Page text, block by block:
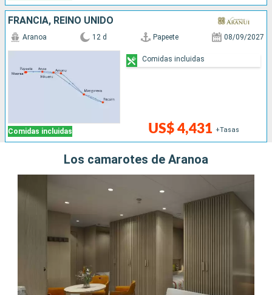
FRANCIA, REINO UNIDO
Comidas incluidas
Aranoa 12 d Papeete 08/09/2027
US$ 4,431 +Tasas
Comidas incluidas
Los camarotes de Aranoa